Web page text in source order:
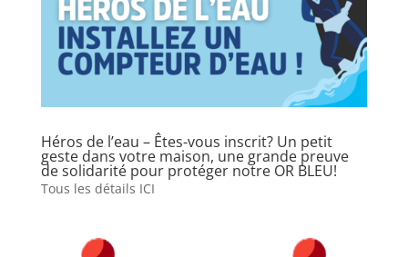
Héros de l’eau – Êtes-vous inscrit? Un petit
geste dans votre maison, une grande preuve
de solidarité pour protéger notre OR BLEU!
Tous les détails ICI